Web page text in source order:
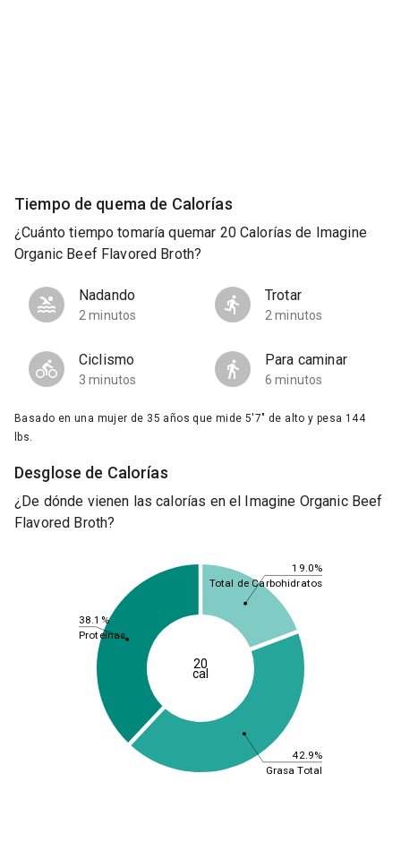
Tiempo de quema de Calorías
¿Cuánto tiempo tomaría quemar 20 Calorías de Imagine
Organic Beef Flavored Broth?
Nadando
2 minutos
Trotar
2 minutos
Ciclismo
3 minutos
Para caminar
6 minutos
Basado en una mujer de 35 años que mide 5'7" de alto y pesa 144
lbs.
Desglose de Calorías
¿De dónde vienen las calorías en el Imagine Organic Beef
Flavored Broth?
19.0%
42.9%
38.1%
Total de Carbohidratos
Grasa Total
Proteínas
20
cal